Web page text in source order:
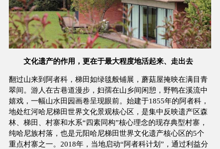
文化遗产的作用，更在于最大程度地活起来、走出去
翻过山来到阿者科，梯田如绿毯般铺展，蘑菇屋掩映在满目青
翠间。游人在古巷道漫步，妇孺在山乡间闲憩，野鸭在溪流中
嬉戏，一幅山水田园画卷呈现眼前。始建于1855年的阿者科，
地处红河哈尼梯田世界文化景观核心区，是集中反映遗产区森
林、梯田、村寨和水系“四素同构”核心理念的现存典型村寨，
纯哈尼族村落，也是元阳哈尼梯田世界文化遗产核心区的5个
重点村寨之一。2018年，当地启动“阿者科计划”，通过利益分